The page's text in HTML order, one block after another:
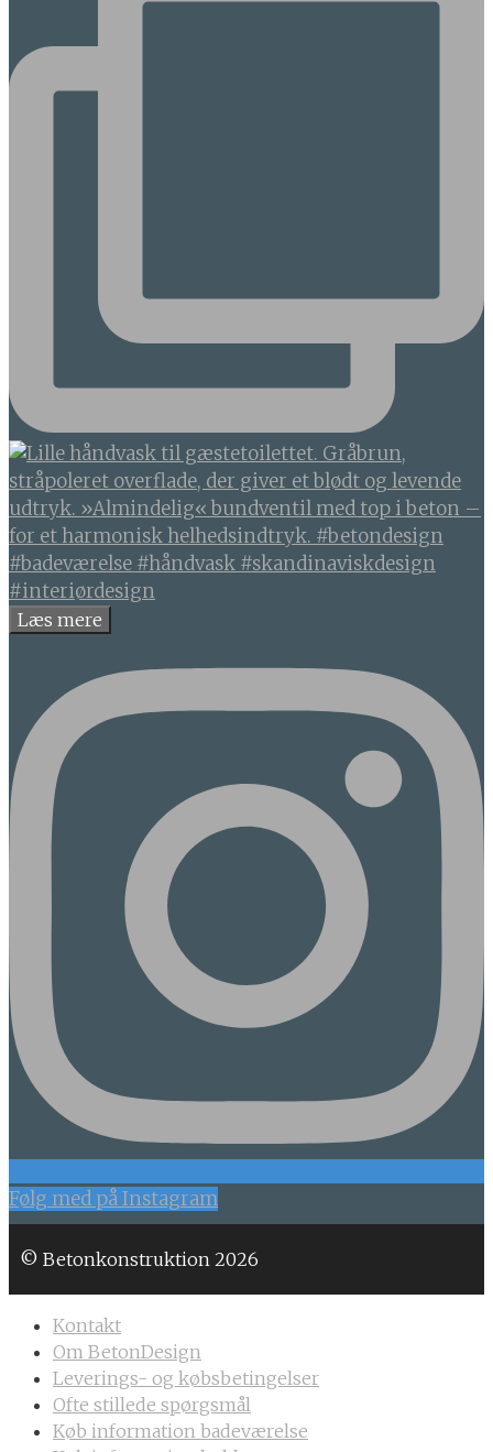
Læs mere
Følg med på Instagram
© Betonkonstruktion 2026
Kontakt
Om BetonDesign
Leverings- og købsbetingelser
Ofte stillede spørgsmål
Køb information badeværelse